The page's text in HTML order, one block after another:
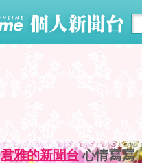
君雅的新聞台 心情寫寫